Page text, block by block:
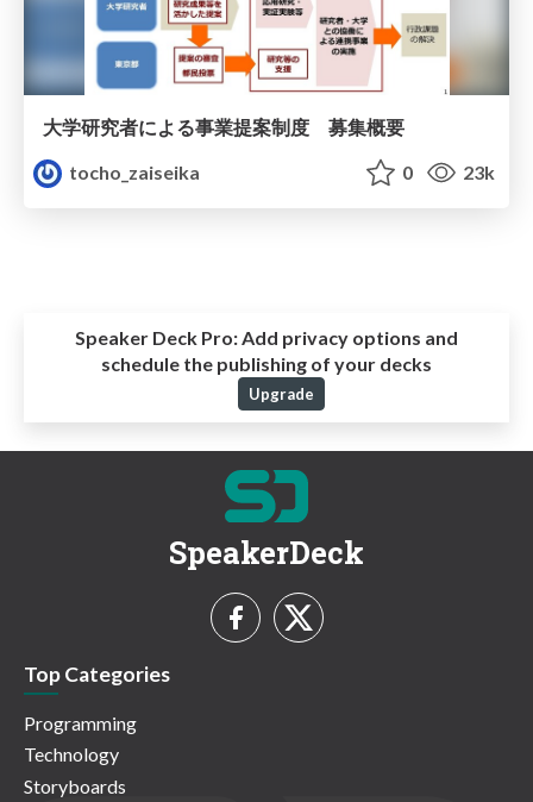
大学研究者による事業提案制度 募集概要
tocho_zaiseika
0 23k
Speaker Deck Pro:Add privacy options and
schedule the publishing of your decks
Upgrade
SpeakerDeck
Top Categories
Programming
Technology
Storyboards